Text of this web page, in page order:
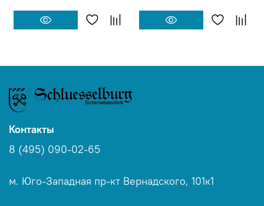
Контакты
8 (495) 090-02-65
м. Юго-Западная пр-кт Вернадского, 101к1